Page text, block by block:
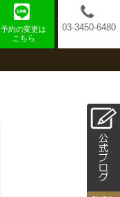
予約の変更は
こちら
03-3450-6480